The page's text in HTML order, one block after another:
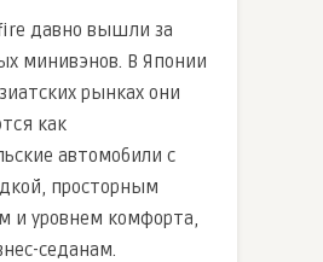
давно вышли за
минивэнов. В Японии
рынках они
как
автомобили с
просторным
и уровнем комфорта,
седанам.